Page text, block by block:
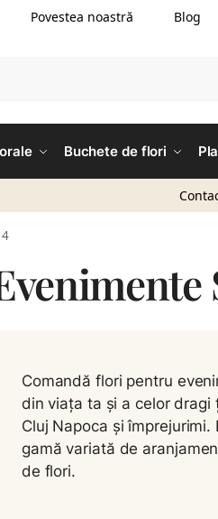
Povestea noastră Blog
Buchete de flori
Comandă flori pentru
din viața ta și a celor dragi
Cluj Napoca și împrejurimi.
gamă variată de
de flori.